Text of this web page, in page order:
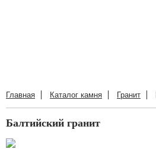
Главная Каталог камня Гранит
Балтийский гранит